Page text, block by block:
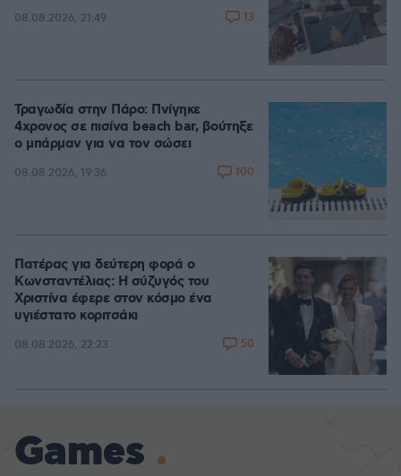
08.08.2026, 21:49 13
Τραγωδία στην Πάρο: Πνίγηκε
4χρονος σε πισίνα beach bar, βούτηξε
ο μπάρμαν για να τον σώσει
08.08.2026, 19:36 100
Πατέρας για δεύτερη φορά ο
Κωνσταντέλιας: Η σύζυγός του
Χριστίνα έφερε στον κόσμο ένα
υγιέστατο κοριτσάκι
08.08.2026, 22:23 50
Games